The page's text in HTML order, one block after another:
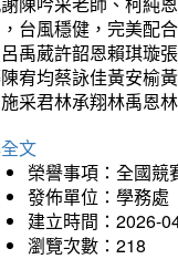
台風穩健，完美配
禹葳許韶恩賴琪璇
宥均蔡詠佳黃安榆
采君林承翔林禹恩
文
榮譽事項：全國競
發佈單位：學務處
建立時間：2026-
瀏覽次數：218